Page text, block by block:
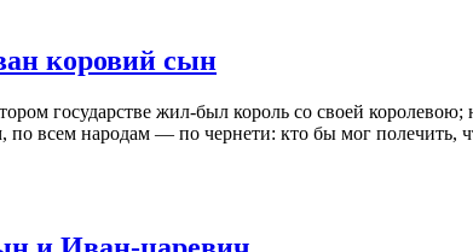
коровий сын
государстве жил-был король со своей королевою;
по всем народам — по чернети: кто бы мог полечить,